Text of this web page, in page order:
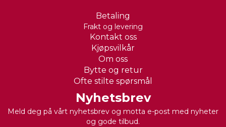
Betaling
Frakt og levering
Kontakt oss
Kjøpsvilkår
Om oss
Bytte og retur
Ofte stilte spørsmål
Nyhetsbrev
Meld deg på vårt nyhetsbrev og motta e-post med nyheter
og gode tilbud.